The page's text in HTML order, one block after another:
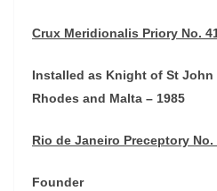
Crux Meridionalis Priory No.
Installed as Knight of St John
Rhodes and Malta – 1985
Rio de Janeiro Preceptory No.
Founder